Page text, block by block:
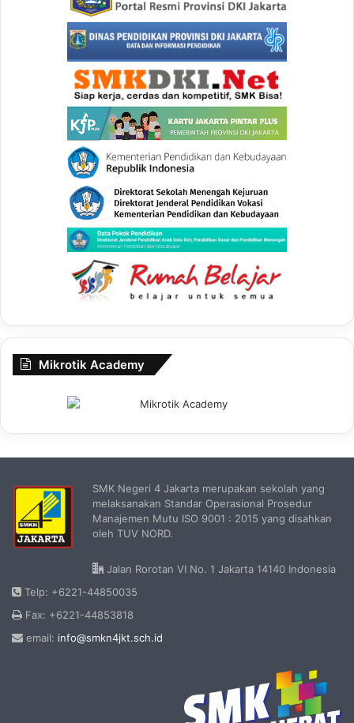
Mikrotik Academy
SMK Negeri 4 Jakarta merupakan sekolah yang
melaksanakan Standar Operasional Prosedur
Manajemen Mutu ISO 9001 : 2015 yang disahkan
oleh TUV NORD.
Jalan Rorotan VI No. 1 Jakarta 14140 Indonesia
Telp: +6221-44850035
Fax: +6221-44853818
email: info@smkn4jkt.sch.id